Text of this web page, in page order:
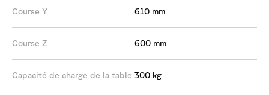
Course Y 610 mm
Course Z 600 mm
Capacité de charge de la table 300 kg